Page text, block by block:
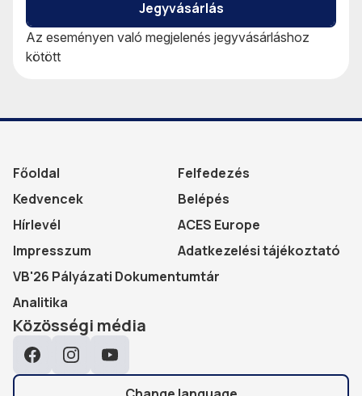
Jegyvásárlás
Az eseményen való megjelenés jegyvásárláshoz
kötött
Főoldal
Felfedezés
Kedvencek
Belépés
Hírlevél
ACES Europe
Impresszum
Adatkezelési tájékoztató
VB'26 Pályázati Dokumentumtár
Analitika
Közösségi média
FacebookInstagramYouTube